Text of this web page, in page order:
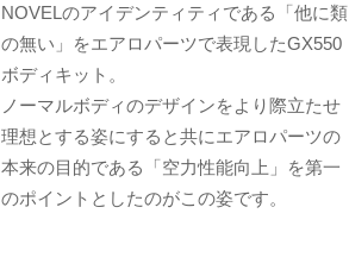
NOVELのアイデンティティである「他に類
の無い」をエアロパーツで表現したGX550
ボディキット。
ノーマルボディのデザインをより際立たせ
理想とする姿にすると共にエアロパーツの
本来の目的である「空力性能向上」を第一
のポイントとしたのがこの姿です。